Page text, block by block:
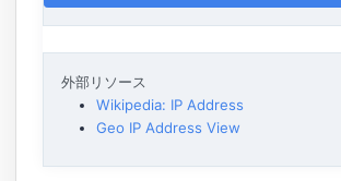
外部リソース
Wikipedia: IP Address
Geo IP Address View